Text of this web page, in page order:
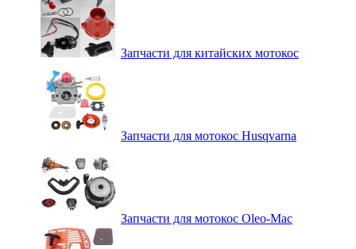
Запчасти для китайских мотокос
Запчасти для мотокос Husqvarna
Запчасти для мотокос Oleo-Mac